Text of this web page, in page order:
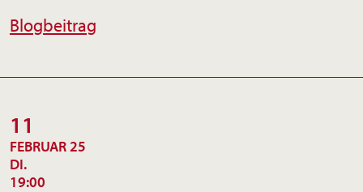
Blogbeitrag
11
FEBRUAR 25
DI.
19:00